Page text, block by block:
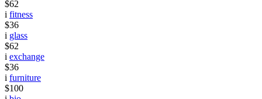
$62
i fitness
$36
i glass
$62
i exchange
$36
i furniture
$100